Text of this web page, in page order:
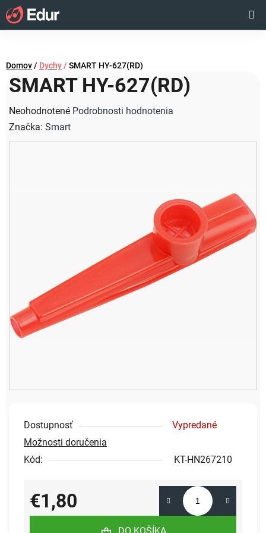
Prejsť
na
obsah
KOŠÍK
Domov/ Dychy / SMART HY-627(RD)
Dostupnosť
Vypredané
Možnosti doručenia
Kód:
KT-HN267210
€1,80
Jednotková cena:
SMART HY-627(RD)
Priemerné
hodnotenie
produktu
Neohodnotené Podrobnosti hodnotenia
Značka: Smart